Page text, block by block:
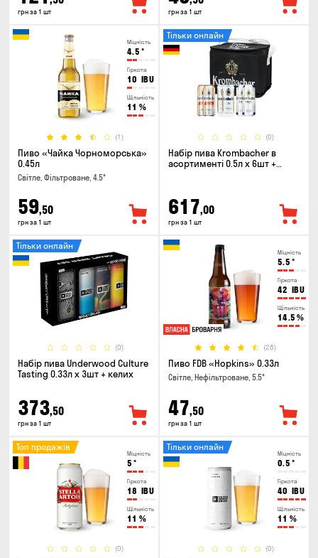
грн за 1 шт грн за 1 шт
Міцність
4.5 °
Гіркота
10 IBU
Щільність
11 %
(1)
Пиво «Чайка Чорноморська»
0.45л
Світле, Фільтроване, 4.5°
59,50
грн за 1 шт
(0)
Тільки онлайн
Набір пива Krombacher в
асортименті 0.5л х 6шт +
617,00
грн за 1 шт
(0)
Тільки онлайн
Набір пива Underwood Culture
Tasting 0.33л x 3шт + келих
373,50
грн за 1 шт
Міцність
5.5 °
Гіркота
42 IBU
Щільність
14.5 %
(28)
Пиво FDB «Hopkins» 0.33л
Світле, Нефільтроване, 5.5°
47,50
грн за 1 шт
Міцність
5 °
Гіркота
18 IBU
Щільність
11 %
(0)
Топ продажів
Міцність
0.5 °
Гіркота
40 IBU
Щільність
11 %
(0)
Тільки онлайн